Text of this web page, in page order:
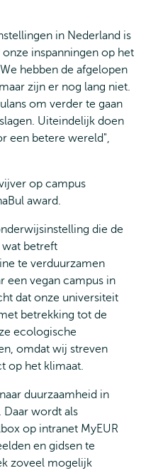
in Nederland is
inspanningen op het
hebben de afgelopen
zijn er nog lang niet.
om verder te gaan
Uiteindelijk doen
een betere wereld",
die de
betreft
te verduurzamen
een vegan campus in
dat onze universiteit
betrekking tot de
ecologische
omdat wij streven
op het klimaat.
duurzaamheid in
wordt als
op intranet MyEUR
en gidsen te
zoveel mogelijk